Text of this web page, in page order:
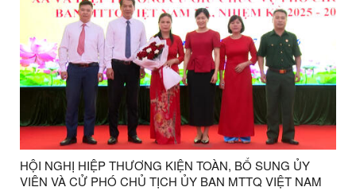
HỘI NGHỊ HIỆP THƯƠNG KIỆN TOÀN, BỔ SUNG ỦY
VIÊN VÀ CỬ PHÓ CHỦ TỊCH ỦY BAN MTTQ VIỆT NAM